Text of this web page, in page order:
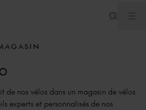
de nos vélos dans un magasin de vélos
experts et personnalisés de nos